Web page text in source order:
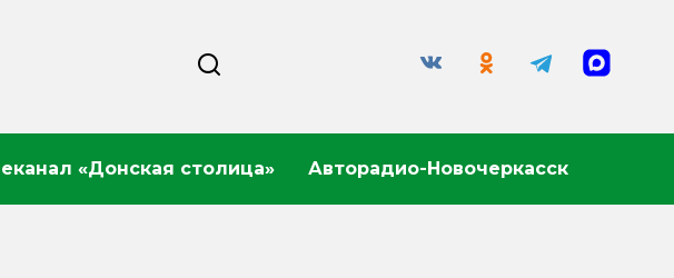
«Донская столица» Авторадио-Новочеркасск